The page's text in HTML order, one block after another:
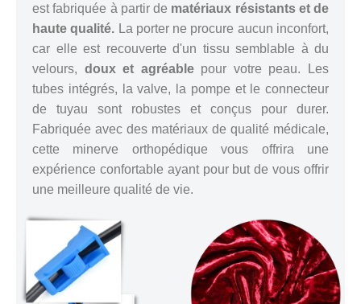
est fabriquée à partir de matériaux résistants et de
haute qualité. La porter ne procure aucun inconfort,
car elle est recouverte d'un tissu semblable à du
velours, doux et agréablepour votre peau. Les
tubes intégrés, la valve, la pompe et le connecteur
de tuyau sont robustes et conçus pour durer.
Fabriquée avec des matériaux de qualité médicale,
cette minerve orthopédique vous offrira une
expérience confortable ayant pour but de vous offrir
une meilleure qualité de vie.